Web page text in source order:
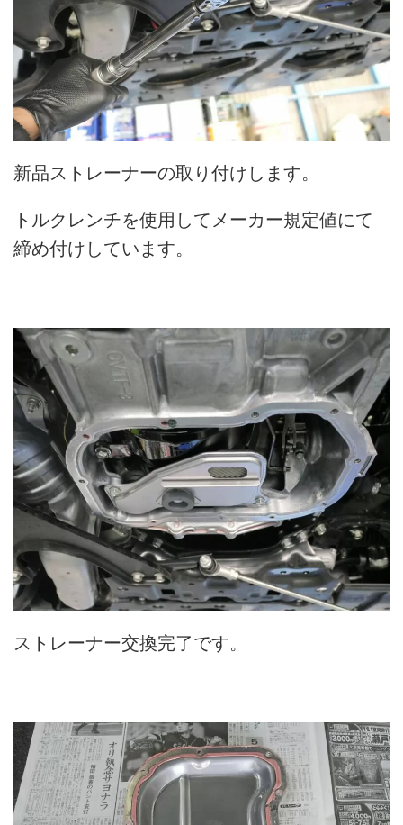
新品ストレーナーの取り付けします。
トルクレンチを使用してメーカー規定値にて
締め付けしています。
ストレーナー交換完了です。